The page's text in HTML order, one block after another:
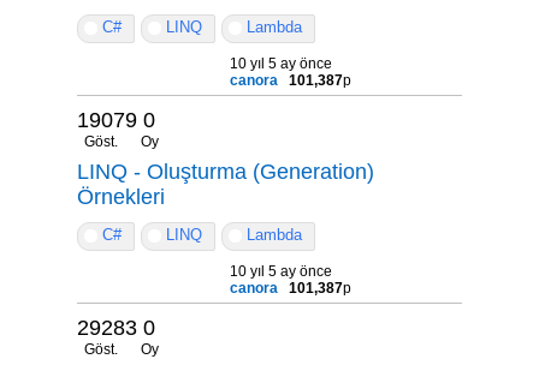
C# LINQ Lambda
10 yıl 5 ay önce
canora
101,387p
19079
Göst.
0
Oy
LINQ - Oluşturma (Generation)
Örnekleri
C# LINQ Lambda
10 yıl 5 ay önce
canora
101,387p
29283
Göst.
0
Oy